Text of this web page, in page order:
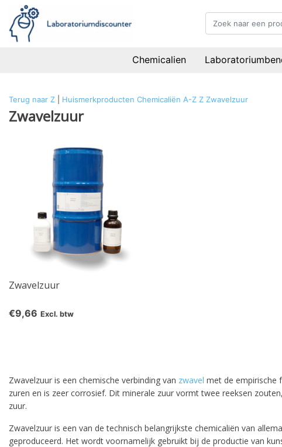
Chemicalien
Terug naar Z Huismerkproducten Chemicaliën A-Z Z Zwavelzuur
Zwavelzuur
Zwavelzuur
€9,66 Excl. btw
Zwavelzuur is een chemische verbinding van zwavel met de empirische
zuren en is zeer corrosief. Dit minerale zuur vormt twee reeksen
zuur.
Zwavelzuur is een van de technisch belangrijkste chemicaliën van
geproduceerd. Het wordt voornamelijk gebruikt bij de productie van